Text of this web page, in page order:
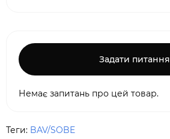
Задати питання
Немає запитань про цей товар.
Теги: BAV/SOBE